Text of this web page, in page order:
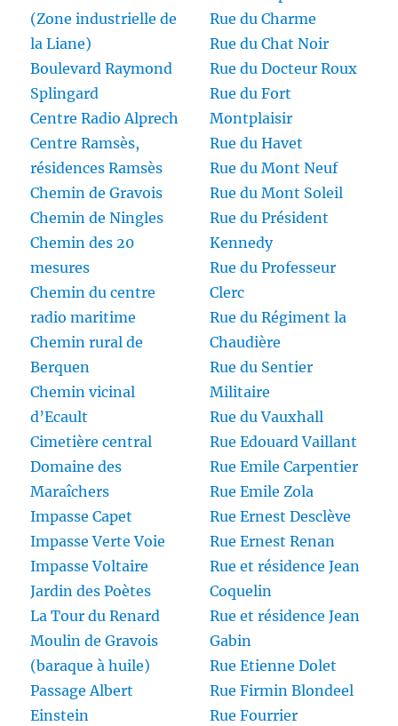
(Zone industrielle de
la Liane)
Boulevard Raymond
Splingard
Centre Radio Alprech
Centre Ramsès,
résidences Ramsès
Chemin de Gravois
Chemin de Ningles
Chemin des 20
mesures
Chemin du centre
radio maritime
Chemin rural de
Berquen
Chemin vicinal
d’Ecault
Cimetière central
Domaine des
Maraîchers
Impasse Capet
Impasse Verte Voie
Impasse Voltaire
Jardin des Poètes
La Tour du Renard
Moulin de Gravois
(baraque à huile)
Passage Albert
Einstein
Rue du Charme
Rue du Chat Noir
Rue du Docteur Roux
Rue du Fort
Montplaisir
Rue du Havet
Rue du Mont Neuf
Rue du Mont Soleil
Rue du Président
Kennedy
Rue du Professeur
Clerc
Rue du Régiment la
Chaudière
Rue du Sentier
Militaire
Rue du Vauxhall
Rue Edouard Vaillant
Rue Emile Carpentier
Rue Emile Zola
Rue Ernest Desclève
Rue Ernest Renan
Rue et résidence Jean
Coquelin
Rue et résidence Jean
Gabin
Rue Etienne Dolet
Rue Firmin Blondeel
Rue Fourrier